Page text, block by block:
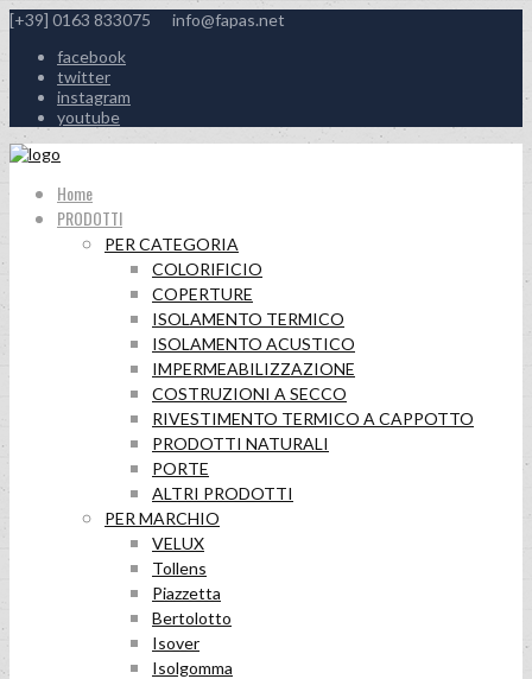
[+39] 0163 833075
info@fapas.net
facebook
twitter
instagram
youtube
Home
PRODOTTI
PER CATEGORIA
COLORIFICIO
COPERTURE
ISOLAMENTO TERMICO
ISOLAMENTO ACUSTICO
IMPERMEABILIZZAZIONE
COSTRUZIONI A SECCO
RIVESTIMENTO TERMICO A CAPPOTTO
PRODOTTI NATURALI
PORTE
ALTRI PRODOTTI
PER MARCHIO
VELUX
Tollens
Piazzetta
Bertolotto
Isover
Isolgomma